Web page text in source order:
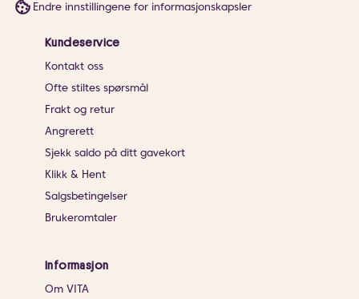
Endre innstillingene for informasjonskapsler
Kundeservice
Kontakt oss
Ofte stiltes spørsmål
Frakt og retur
Angrerett
Sjekk saldo på ditt gavekort
Klikk & Hent
Salgsbetingelser
Brukeromtaler
Informasjon
Om VITA